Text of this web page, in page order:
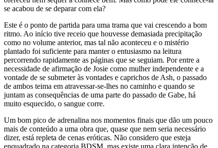
se acabou de se deparar com ela?
Este é o ponto de partida para uma trama que vai crescendo a bom
ritmo. Ao início tive receio que houvesse demasiada precipitação
como no volume anterior, mas tal não aconteceu e o mistério
plantado foi suficiente para manter o entusiasmo na leitura
percorrendo rapidamente as páginas que se seguiam. Por entre a
necessidade de afirmação de Josie como mulher independente e a
vontade de se submeter às vontades e caprichos de Ash, o passado
de ambos teima em atravessar-se-lhes no caminho e quando se
juntam as consequências de uma parte do passado de Gabe, há
muito esquecido, o sangue corre.
Um bom pico de adrenalina nos momentos finais que dão um pouco
mais de conteúdo a uma obra que, quase que nem seria necessário
dizer, está repleta de cenas eróticas. Não considero que esteja
enquadrado na categoria BDSM, mas existe uma clara intenção de